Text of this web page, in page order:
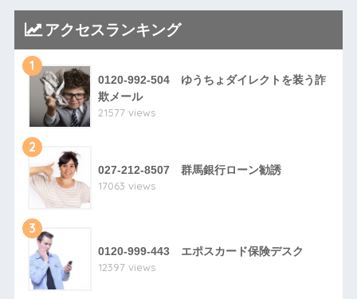
アクセスランキング
1
0120-992-504 ゆうちょダイレクトを装う詐
欺メール
21577 views
2
027-212-8507 群馬銀行ローン勧誘
17063 views
3
0120-999-443 エポスカード保険デスク
12397 views